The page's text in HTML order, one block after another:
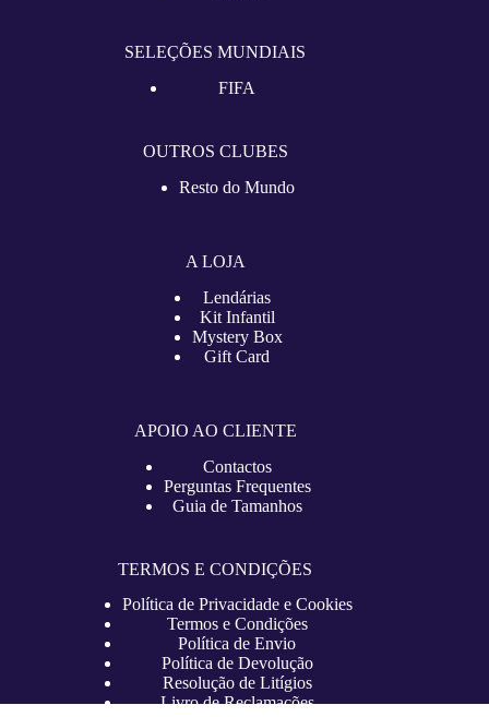
SELEÇÕES MUNDIAIS
FIFA
OUTROS CLUBES
Resto do Mundo
A LOJA
Lendárias
Kit Infantil
Mystery Box
Gift Card
APOIO AO CLIENTE
Contactos
Perguntas Frequentes
Guia de Tamanhos
TERMOS E CONDIÇÕES
Política de Privacidade e Cookies
Termos e Condições
Política de Envio
Política de Devolução
Resolução de Litígios
Livro de Reclamações